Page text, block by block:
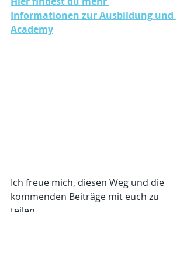
Informationen zur Ausbildung und
Academy
Ich freue mich, diesen Weg und die
kommenden Beiträge mit euch zu
teilen.